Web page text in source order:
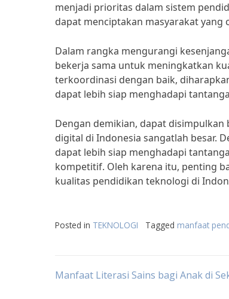
menjadi prioritas dalam sistem
dapat menciptakan masyarakat
Dalam rangka mengurangi
bekerja sama untuk meningkatkan
terkoordinasi dengan baik,
dapat lebih siap menghadapi
Dengan demikian, dapat
digital di Indonesia sangatlah besar.
dapat lebih siap menghadapi
kompetitif. Oleh karena itu, penting
kualitas pendidikan teknologi di
Posted in TEKNOLOGI Tagged manfaat
Post
Manfaat Literasi Sains bagi Anak di